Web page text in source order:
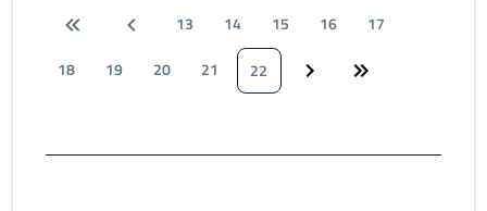
13 14 15 16
17
18
19 20 21 22